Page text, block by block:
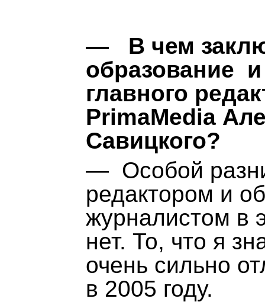
— В чем
образование и
главного
PrimaMedia
Савицкого?
— Особой
редактором и
журналистом в
нет. То, что я
очень сильно
в 2005 году.